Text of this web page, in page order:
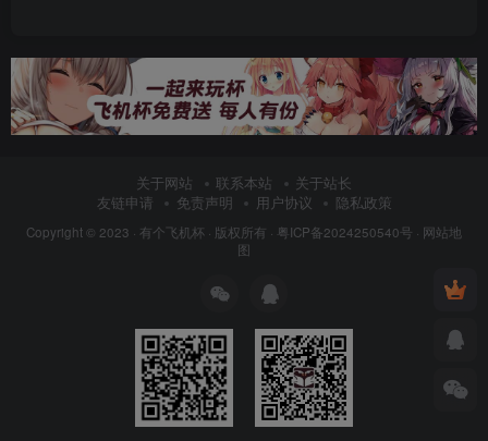
关于网站 联系本站
关于站长
友链申请
免责声明 用户协议 隐私政策
Copyright © 2023 · 有个飞机杯 · 版权所有 · 粤ICP备2024250540号 · 网站地
图